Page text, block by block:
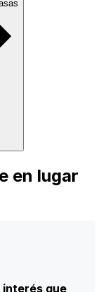
en lugar
que